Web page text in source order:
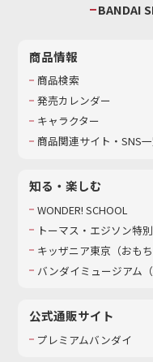
BANDAI
商品情報
商品検索
発売カレンダー
キャラクター
商品関連サイト・SNS
知る・楽しむ
WONDER! SCHOOL
トーマス・エジソン特
キッザニア東京（おも
バンダイミュージアム（
公式通販サイト
プレミアムバンダイ